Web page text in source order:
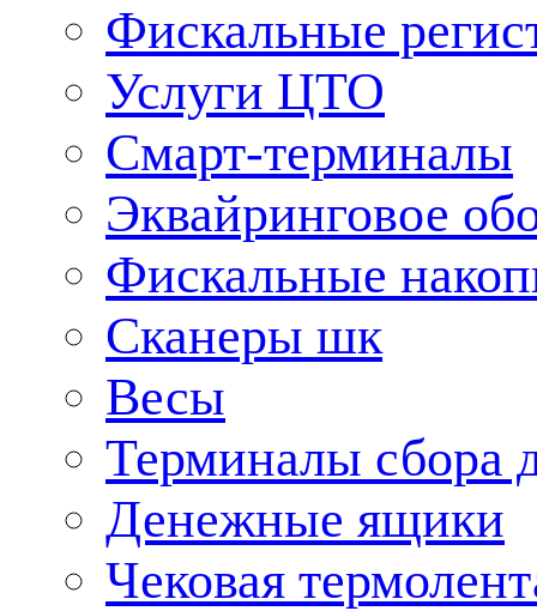
Фискальные
Услуги ЦТО
Смарт-терминалы
Эквайринговое
Фискальные
Сканеры шк
Весы
Терминалы сбора
Денежные ящики
Чековая